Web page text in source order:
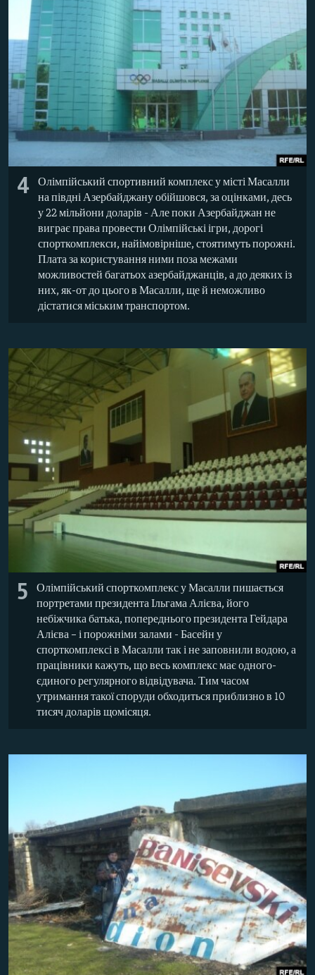
4
Олімпійський спортивний комплекс у місті Масалли
на півдні Азербайджану обійшовся, за оцінками, десь
у 22 мільйони доларів - Але поки Азербайджан не
виграє права провести Олімпійські ігри, дорогі
спорткомплекси, найімовірніше, стоятимуть порожні.
Плата за користування ними поза межами
можливостей багатьох азербайджанців, а до деяких із
них, як-от до цього в Масалли, ще й неможливо
дістатися міським транспортом.
5
Олімпійський спорткомплекс у Масалли пишається
портретами президента Ільгама Алієва, його
небіжчика батька, попереднього президента Гейдара
Алієва – і порожніми залами - Басейн у
спорткомплексі в Масалли так і не заповнили водою, а
працівники кажуть, що весь комплекс має одного-
єдиного регулярного відвідувача. Тим часом
утримання такої споруди обходиться приблизно в 10
тисяч доларів щомісяця.